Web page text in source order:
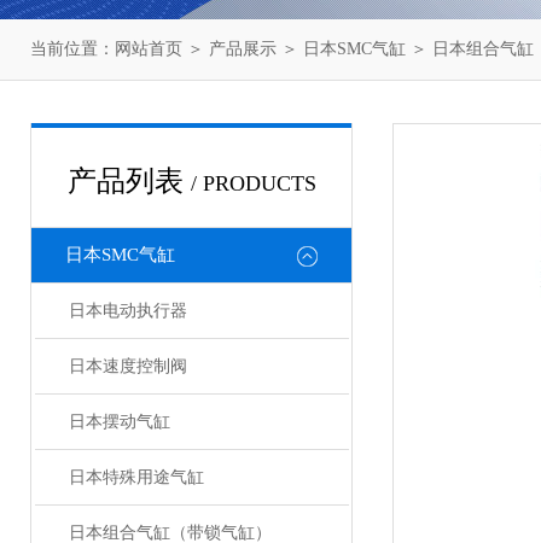
当前位置： 网站首页 ＞ 产品展示 ＞ 日本SMC气缸 ＞ 日本组合气缸
产品列表 / PRODUCTS
日本SMC气缸
日本电动执行器
日本速度控制阀
日本摆动气缸
日本特殊用途气缸
日本组合气缸（带锁气缸）